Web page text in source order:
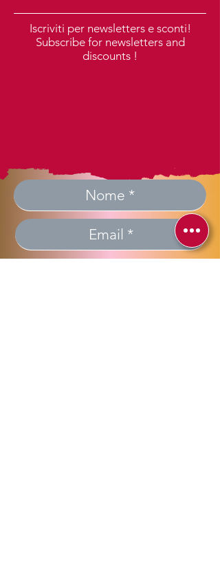
Iscriviti per newsletters e sconti!
Subscribe for newsletters and
discounts !